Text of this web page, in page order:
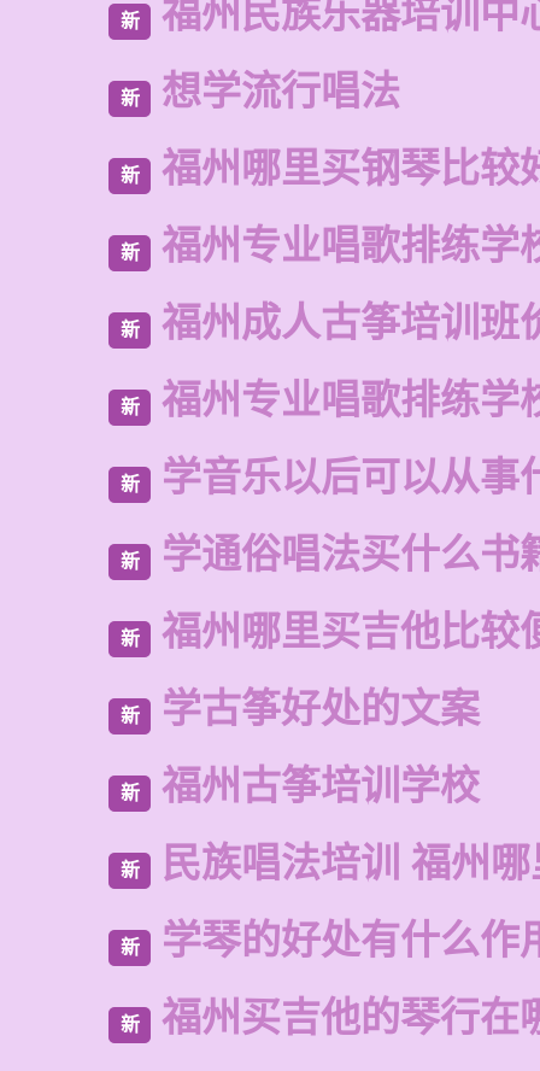
新 福州民族乐器培训中
新 想学流行唱法
新 福州哪里买钢琴比较
新 福州专业唱歌排练学
新 福州成人古筝培训班
新 福州专业唱歌排练学
新 学音乐以后可以从事
新 学通俗唱法买什么书
新 福州哪里买吉他比较
新 学古筝好处的文案
新 福州古筝培训学校
新 民族唱法培训 福州
新 学琴的好处有什么作
新 福州买吉他的琴行在